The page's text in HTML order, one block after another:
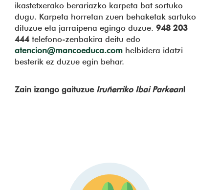
ikastetxerako berariazko karpeta bat sortuko
dugu. Karpeta horretan zuen behaketak sartuko
dituzue eta jarraipena egingo duzue. 948 203
444 telefono-zenbakira deitu edo
atencion@mancoeduca.com helbidera idatzi
besterik ez duzue egin behar.
Zain izango gaituzue Iruñerriko Ibai Parkean!